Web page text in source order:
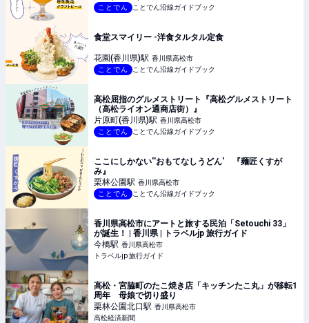
ことでん
ことでん沿線ガイドブック
食堂スマイリー -洋食タルタル定食
花園(香川県)駅 香川県高松市
ことでん
ことでん沿線ガイドブック
高松屈指のグルメストリート『高松グルメストリート
（高松ライオン通商店街）』
片原町(香川県)駅 香川県高松市
ことでん
ことでん沿線ガイドブック
ここにしかない''おもてなしうどん' 『麺匠くすが
み』
栗林公園駅 香川県高松市
ことでん
ことでん沿線ガイドブック
香川県高松市にアートと旅する民泊「Setouchi 33」
が誕生！ | 香川県 | トラベルjp 旅行ガイド
今橋駅 香川県高松市
トラベルjp 旅行ガイド
高松・宮脇町のたこ焼き店「キッチンたこ丸」が移転1
周年 母娘で切り盛り
栗林公園北口駅 香川県高松市
高松経済新聞